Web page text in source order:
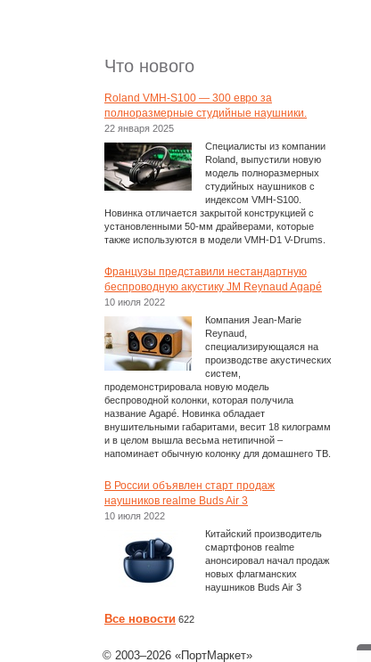
Что нового
Roland VMH-S100 — 300 евро за
полноразмерные студийные наушники.
22 января 2025
Специалисты из компании
Roland, выпустили новую
модель полноразмерных
студийных наушников с
индексом VMH-S100.
Новинка отличается закрытой конструкцией с
установленными 50-мм драйверами, которые
также используются в модели VMH-D1 V-Drums.
Французы представили нестандартную
беспроводную акустику JM Reynaud Agapé
10 июля 2022
Компания Jean-Marie
Reynaud,
специализирующаяся на
производстве акустических
систем,
продемонстрировала новую модель
беспроводной колонки, которая получила
название Agapé. Новинка обладает
внушительными габаритами, весит 18 килограмм
и в целом вышла весьма нетипичной –
напоминает обычную колонку для домашнего ТВ.
В России объявлен старт продаж
наушников realme Buds Air 3
10 июля 2022
Китайский производитель
смартфонов realme
анонсировал начал продаж
новых флагманских
наушников Buds Air 3
Все новости 622
© 2003–2026 «ПортМаркет»